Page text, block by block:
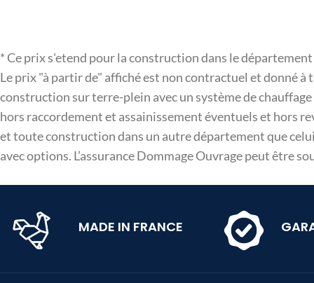
* Ce prix s'etend pour la construction dans le
Le prix "à partir de" affiché est non contractuel et donné
construction sur terre-plein avec un système de
hors raccordement et assainissement éventuels et hors
et toute construction dans un autre département que
avec options. L’assurance Dommage Ouvrage peut être
MADE IN FRANCE